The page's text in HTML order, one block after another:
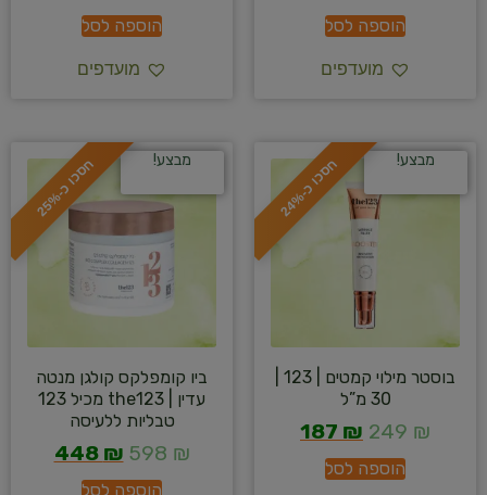
הוספה לסל
מועדפים
הוספה לסל
מועדפים
ח
ס
כ
ו
כ
-
2
4
% מבצע!
30 מ”ל
249 ₪
187 ₪
הוספה לסל
ח
ס
כ
ו
כ
-
2
5
% מבצע!
ביו קומפלקס קולגן מנטה
עדין | the123 מכיל 123
טבליות ללעיסה
598 ₪
448 ₪
הוספה לסל